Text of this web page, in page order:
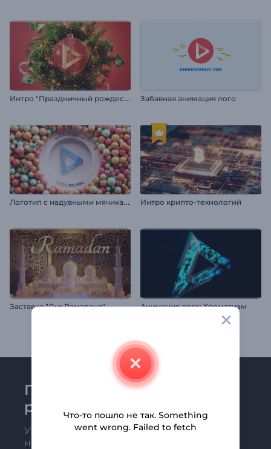
И
нтро "Праздничный рождественский шар" Забавная анимация лого
Л
оготип с надувными мячиками Интро крипто-технологий
Заставка "Дух Рамадана" Анимация лого: Хроматизм
Присоединяйтесь к
рассылке Renderforest
Узнавайте о последних новостях и
новых предложениях первыми
Что-то пошло не так. Something
went wrong. Failed to fetch